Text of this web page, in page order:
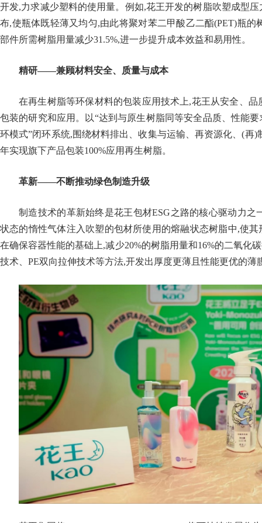
开发,力求减少塑料的使用量。例如,花王开发的树脂吹塑成型
布,使瓶体既轻薄又均匀,由此将聚对苯二甲酸乙二酯(PET)瓶
部件所需树脂用量减少31.5%,进一步提升成本效益和易用性。
精研——兼顾材料安全、质量与成本
在再生树脂等环保材料的包装应用技术上,花王从安全、
包装的研究和应用。以“达到与原生树脂同等安全品质、性能
环模式”闭环系统,围绕材料排出、收集与运输、再资源化、(再
年实现旗下产品包装100%应用再生树脂。
革新——不断推动绿色制造升级
制造技术的革新始终是花王包材ESG之路的核心驱动力
状态的惰性气体注入吹塑的包材所使用的熔融状态树脂中,使其
在确保容器性能的基础上,减少20%的树脂用量和16%的二氧化
技术、PE双向拉伸技术等方法,开发出厚度更薄且性能更优的薄